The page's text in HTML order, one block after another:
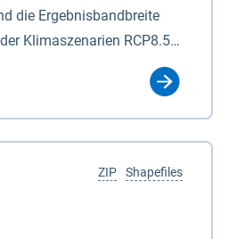
die Ergebnisbandbreite
Klimaszenarien RCP8.5
Winterhalbjahr
mit Klassenname und
Shapefiles
ZIP